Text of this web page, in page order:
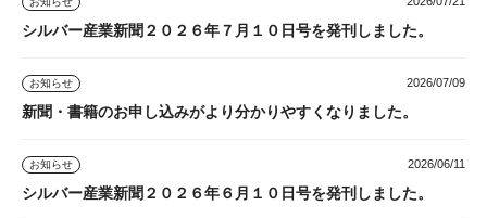
シルバー産業新聞２０２６年７月１０日号を発刊しました。
お知らせ 2026/07/09
新聞・書籍のお申し込みがより分かりやすくなりました。
お知らせ 2026/06/11
シルバー産業新聞２０２６年６月１０日号を発刊しました。